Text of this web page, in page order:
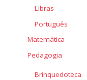
Libras
Português
Matemática
Pedagogia
Brinquedoteca